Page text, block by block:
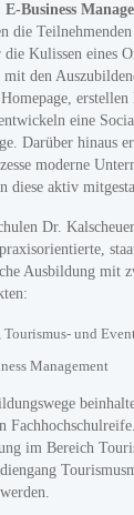
Business
die Teilnehmenden
Kulissen eines
mit den
eine
Darüber hinaus
moderne
diese aktiv
Dr.
Ausbildung mit
Tourismus- und
Management
im Bereich